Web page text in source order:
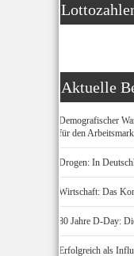
Aktuelle
Demografischer
für den
Drogen: In
Wirtschaft: Das
80 Jahre D-Day:
Erfolgreich als